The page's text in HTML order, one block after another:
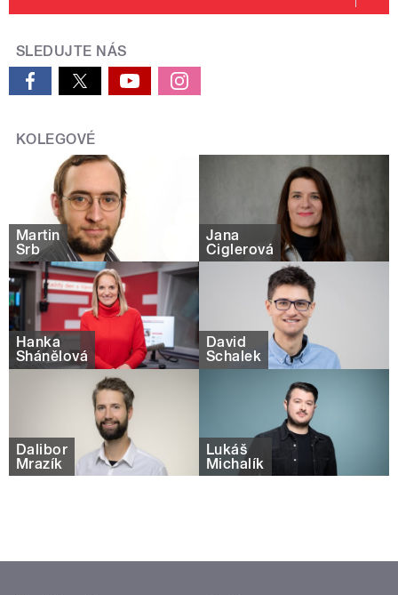
SLEDUJTE NÁS
KOLEGOVÉ
Martin
Srb
Jana
Ciglerová
Hanka
Shánělová
David
Schalek
Dalibor
Mrazík
Lukáš
Michalík